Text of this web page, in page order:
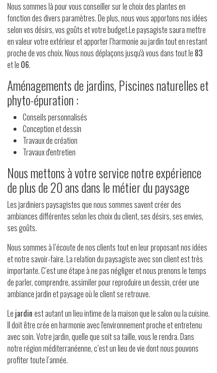
Nous sommes là pour vous conseiller sur le choix des plantes en
fonction des divers paramètres. De plus, nous vous apportons nos idées
selon vos désirs, vos goûts et votre budget.Le paysagiste saura mettre
en valeur votre extérieur et apporter l’harmonie au jardin tout en restant
proche de vos choix. Nous nous déplaçons jusqu'à vous dans tout le 83
et le 06.
Aménagements de jardins, Piscines naturelles et
phyto-épuration :
Conseils personnalisés
Conception et dessin
Travaux de création
Travaux d'entretien
Nous mettons à votre service notre expérience
de plus de 20 ans dans le métier du paysage
Les jardiniers paysagistes que nous sommes savent créer des
ambiances différentes selon les choix du client, ses désirs, ses envies,
ses goûts.
Nous sommes à l’écoute de nos clients tout en leur proposant nos idées
et notre savoir-faire. La relation du paysagiste avec son client est très
importante. C’est une étape à ne pas négliger et nous prenons le temps
de parler, comprendre, assimiler pour reproduire un dessin, créer une
ambiance jardin et paysage où le client se retrouve.
Le jardin est autant un lieu intime de la maison que le salon ou la cuisine.
Il doit être crée en harmonie avec l'environnement proche et entretenu
avec soin. Votre jardin, quelle que soit sa taille, vous le rendra. Dans
notre région méditerranéenne, c’est un lieu de vie dont nous pouvons
profiter toute l’année.